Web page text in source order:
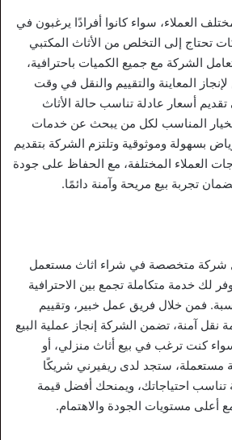
العملاء، سواء كانوا أفرادًا يرغبون في
تحتاج إلى التخلص من الأثاث المكتبي
الشركة مع جميع الكميات باحترافية،
المعاينة والتقييم والنقل في وقت
أسعار عادلة تناسب حالة الأثاث
المناسب لكل من يبحث عن خدمات
بسهولة وموثوقية وتلتزم الشركة بتقديم
العملاء المختلفة، مع الحفاظ على جودة
تجربة بيع مريحة وآمنة دائمًا.
شركة متخصصة في شراء اثاث مستعمل
لك خدمة متكاملة تجمع بين الاحترافية
فمن خلال فريق عمل خبير، وتقييم
نقل آمنة، تضمن الشركة إنجاز عملية البيع
كنت ترغب في بيع أثاث منزلي، أو
مستعملة، ستجد لدى ريفيرني شريكًا
تناسب احتياجاتك، ويمنحك أفضل قيمة
أعلى مستويات الجودة والاهتمام.